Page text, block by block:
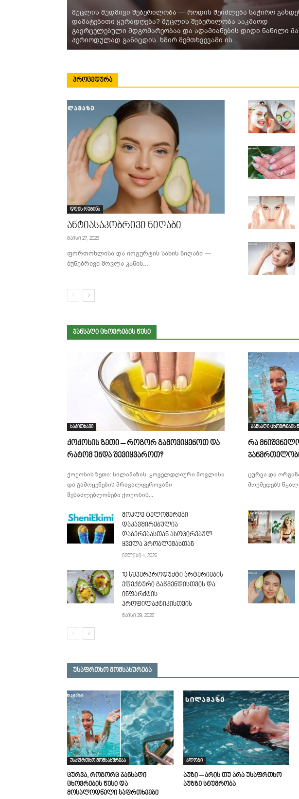
მუცლის მუდმივი შებერილობა — როდის შეიძლება საჭირო
დამატებითი ყურადღება? მუცლის შებერილობა საკმაოდ
გავრცელებული მდგომარეობაა და ადამიანების დიდი ნაწილი
პერიოდულად განიცდის. ხშირ შემთხვევაში ის...
ᲞᲠᲝᲪᲔᲓᲣᲠᲐ
დღის რუტინა
ანტიასაკობრივი ნიღაბი
მაისი 27, 2026
ფორთოხლისა და იოგურტის სახის ნიღაბი —
ბუნებრივი მოვლა კანის...
ᲯᲐᲜᲡᲐᲦᲘ ᲪᲮᲝᲕᲠᲔᲑᲘᲡ ᲬᲔᲡᲘ
საკითხავი
ქოქოსის ზეთი – როგორ გამოვიყენოთ და
რატომ უნდა შევიყვაროთ?
ქოქოსის ზეთი: სილამაზის, ყოველდღიური მოვლისა
და გამოყენების მრავალფეროვანი
შესაძლებლობები ქოქოსის...
ჯანსაღი ცხოვრების
რა
ცურვა და
მოქმედებს
მოკლე ტელომერები
დაკავშირებულია
დაბერებასთან ასოცირებულ
ყველა პრობლემასთან
ივლისი 4, 2026
10 სუპერპროდუქტი არტერიების
ეფექტური გაწმენდისთვის და
ინფარქტის
პროფილაქტიკისთვის
მაისი 29, 2026
უსაფრთხო მომსახურება
უსაფრთხო მომსახურება
ცურვა, როგორც ჯანსაღი
ცხოვრების წესი და
მოსალოდნელი საფრთხეები
ბლოგი
აუზი – არის თუ არა უსაფრთხო
აუზზე სტუმრობა